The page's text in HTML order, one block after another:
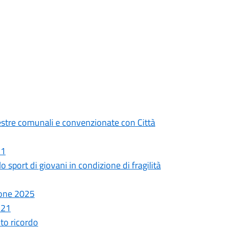
comunali e convenzionate con Città
sport di giovani in condizione di fragilità
2025
ricordo